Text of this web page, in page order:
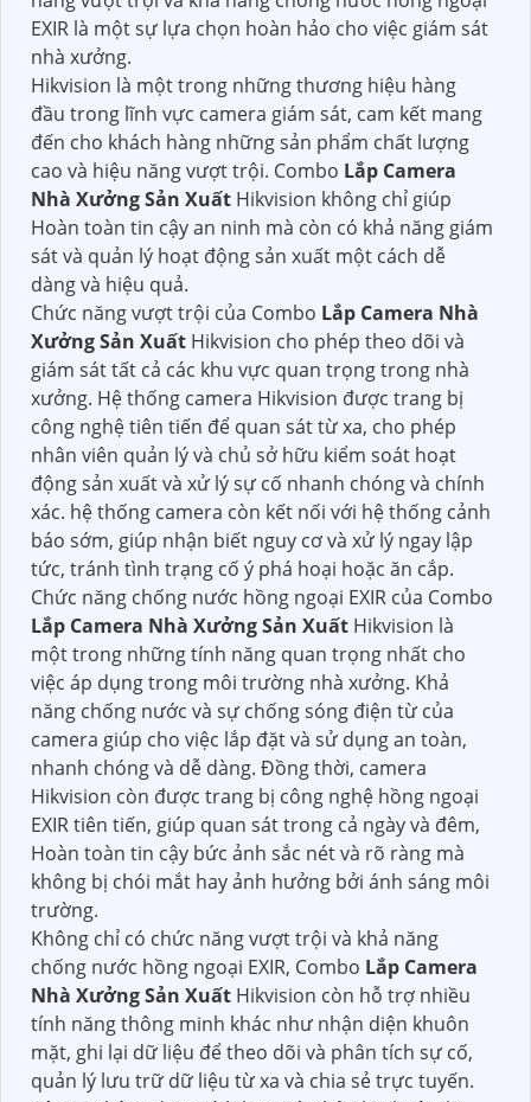
EXIR là một sự lựa chọn hoàn hảo cho việc giám sát
nhà xưởng.
Hikvision là một trong những thương hiệu hàng
đầu trong lĩnh vực camera giám sát, cam kết mang
đến cho khách hàng những sản phẩm chất lượng
cao và hiệu năng vượt trội. Combo Lắp Camera
Nhà Xưởng Sản Xuất Hikvision không chỉ giúp
Hoàn toàn tin cậy an ninh mà còn có khả năng giám
sát và quản lý hoạt động sản xuất một cách dễ
dàng và hiệu quả.
Chức năng vượt trội của Combo Lắp Camera Nhà
Xưởng Sản Xuất Hikvision cho phép theo dõi và
giám sát tất cả các khu vực quan trọng trong nhà
xưởng. Hệ thống camera Hikvision được trang bị
công nghệ tiên tiến để quan sát từ xa, cho phép
nhân viên quản lý và chủ sở hữu kiểm soát hoạt
động sản xuất và xử lý sự cố nhanh chóng và chính
xác. hệ thống camera còn kết nối với hệ thống cảnh
báo sớm, giúp nhận biết nguy cơ và xử lý ngay lập
tức, tránh tình trạng cố ý phá hoại hoặc ăn cắp.
Chức năng chống nước hồng ngoại EXIR của Combo
Lắp Camera Nhà Xưởng Sản Xuất Hikvision là
một trong những tính năng quan trọng nhất cho
việc áp dụng trong môi trường nhà xưởng. Khả
năng chống nước và sự chống sóng điện từ của
camera giúp cho việc lắp đặt và sử dụng an toàn,
nhanh chóng và dễ dàng. Đồng thời, camera
Hikvision còn được trang bị công nghệ hồng ngoại
EXIR tiên tiến, giúp quan sát trong cả ngày và đêm,
Hoàn toàn tin cậy bức ảnh sắc nét và rõ ràng mà
không bị chói mắt hay ảnh hưởng bởi ánh sáng môi
trường.
Không chỉ có chức năng vượt trội và khả năng
chống nước hồng ngoại EXIR, Combo Lắp Camera
Nhà Xưởng Sản Xuất Hikvision còn hỗ trợ nhiều
tính năng thông minh khác như nhận diện khuôn
mặt, ghi lại dữ liệu để theo dõi và phân tích sự cố,
quản lý lưu trữ dữ liệu từ xa và chia sẻ trực tuyến.